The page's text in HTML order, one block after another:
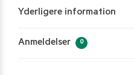
Yderligere information
Anmeldelser 0